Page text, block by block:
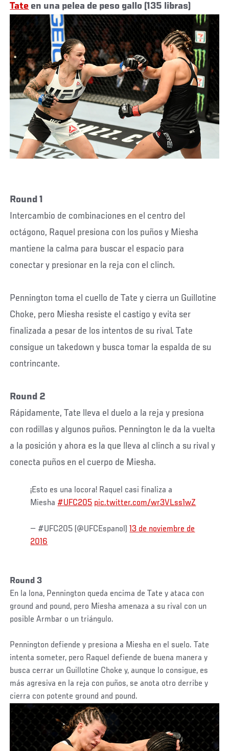
Tate en una pelea de peso gallo (135 libras)
Round 1
Intercambio de combinaciones en el centro del
octágono, Raquel presiona con los puños y Miesha
mantiene la calma para buscar el espacio para
conectar y presionar en la reja con el clinch.
Pennington toma el cuello de Tate y cierra un Guillotine
Choke, pero Miesha resiste el castigo y evita ser
finalizada a pesar de los intentos de su rival. Tate
consigue un takedown y busca tomar la espalda de su
contrincante.
Round 2
Rápidamente, Tate lleva el duelo a la reja y presiona
con rodillas y algunos puños. Pennington le da la vuelta
a la posición y ahora es la que lleva al clinch a su rival y
conecta puños en el cuerpo de Miesha.
¡Esto es una locora! Raquel casi finaliza a
Miesha #UFC205 pic.twitter.com/wr3VLss1wZ
— #UFC205 (@UFCEspanol)13 de noviembre de
2016
Round 3
En la lona, Pennington queda encima de Tate y ataca con
ground and pound, pero Miesha amenaza a su rival con un
posible Armbar o un triángulo.
Pennington defiende y presiona a Miesha en el suelo. Tate
intenta someter, pero Raquel defiende de buena manera y
busca cerrar un Guillotine Choke y, aunque lo consigue, es
más agresiva en la reja con puños, se anota otro derribe y
cierra con potente ground and pound.